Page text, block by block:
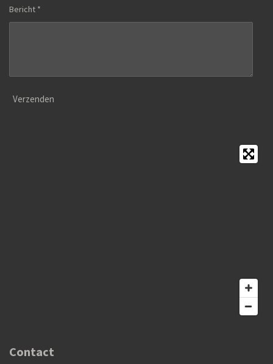
Bericht *
Verzenden
Contact